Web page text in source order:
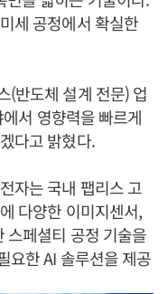
세 공정에서 확실한
(반도체 설계 전문) 업
서 영향력을 빠르게
다고 밝혔다.
자는 국내 팹리스 고
다양한 이미지센서,
스페셜티 공정 기술을
요한 AI 솔루션을 제공